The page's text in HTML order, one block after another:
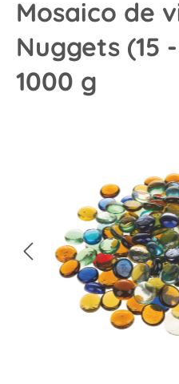
Mosaico de
Nuggets (15
1000 g